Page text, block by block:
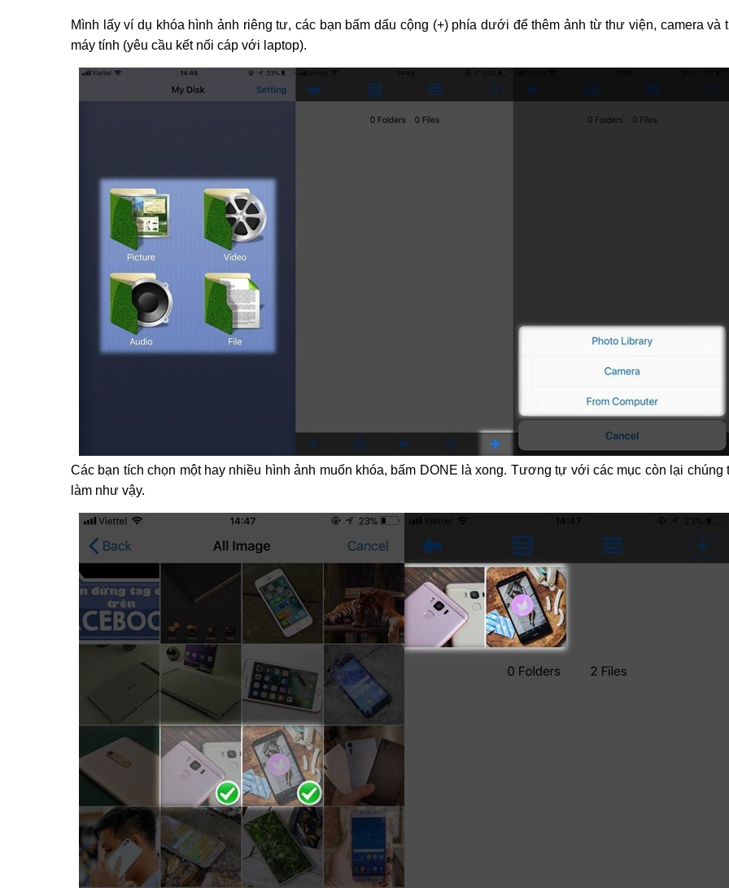
Mình lấy ví dụ khóa hình ảnh riêng tư, các bạn bấm dấu cộng (+) phía dưới để thêm ảnh từ thư viện, camera và
máy tính (yêu cầu kết nối cáp với laptop).
Các bạn tích chọn một hay nhiều hình ảnh muốn khóa, bấm DONE là xong. Tương tự với các mục còn lại chúng
làm như vậy.